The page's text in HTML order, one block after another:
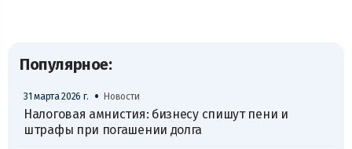
Популярное:
31 марта 2026 г. • Новости
Налоговая амнистия: бизнесу спишут пени и
штрафы при погашении долга